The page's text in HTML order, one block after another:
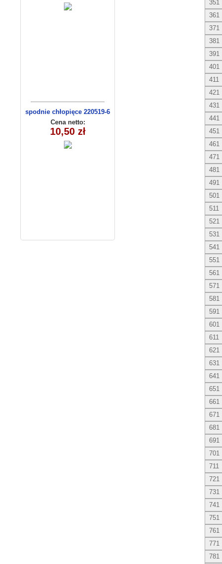
spodnie chłopięce 220519-6
(1- 4) 4 szt
Cena netto:
10,50 zł
351
361
371
381
391
401
411
421
431
441
451
461
471
481
491
501
511
521
531
541
551
561
571
581
591
601
611
621
631
641
651
661
671
681
691
701
711
721
731
741
751
761
771
781